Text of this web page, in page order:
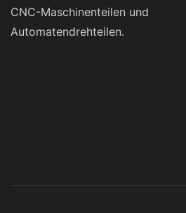
CNC-Maschinenteilen und
Automatendrehteilen.